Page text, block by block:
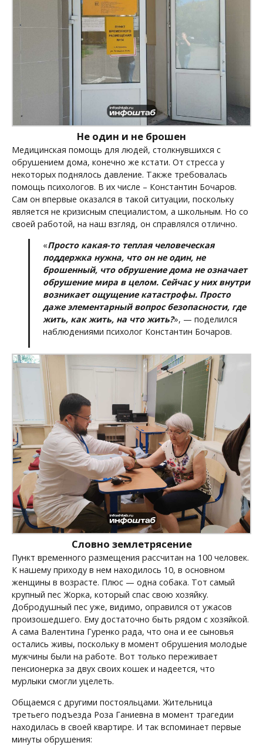
Не один и не брошен
Медицинская помощь для людей, столкнувшихся с
обрушением дома, конечно же кстати. От стресса у
некоторых поднялось давление. Также требовалась
помощь психологов. В их числе – Константин Бочаров.
Сам он впервые оказался в такой ситуации, поскольку
является не кризисным специалистом, а школьным. Но со
своей работой, на наш взгляд, он справлялся отлично.
«Просто какая-то теплая человеческая
поддержка нужна, что он не один, не
брошенный, что обрушение дома не означает
обрушение мира в целом. Сейчас у них внутри
возникает ощущение катастрофы. Просто
даже элементарный вопрос безопасности, где
жить, как жить, на что жить?», — поделился
наблюдениями психолог Константин Бочаров.
Словно землетрясение
Пункт временного размещения рассчитан на 100 человек.
К нашему приходу в нем находилось 10, в основном
женщины в возрасте. Плюс — одна собака. Тот самый
крупный пес Жорка, который спас свою хозяйку.
Добродушный пес уже, видимо, оправился от ужасов
произошедшего. Ему достаточно быть рядом с хозяйкой.
А сама Валентина Гуренко рада, что она и ее сыновья
остались живы, поскольку в момент обрушения молодые
мужчины были на работе. Вот только переживает
пенсионерка за двух своих кошек и надеется, что
мурлыки смогли уцелеть.
Общаемся с другими постояльцами. Жительница
третьего подъезда Роза Ганиевна в момент трагедии
находилась в своей квартире. И так вспоминает первые
минуты обрушения: